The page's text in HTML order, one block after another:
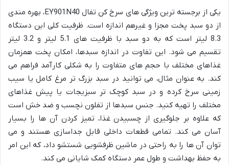
یکی از برجسته ترین ویژگی های سرخ کن تفال EY901N40، بهره مندی
از دو سبد پخت مجزا و غیرهم اندازه است. ظرفیت کلی این دستگاه
8.3 لیتر است که به دو سبد با ظرفیت های 5.1 لیتر و 3.2 لیتر
تقسیم می شود. این تفاوت در اندازه سبدها، امکان پخت همزمان
غذاهای مختلف با حجم های متفاوت را به شکلی کارآمد فراهم می
کند. به عنوان مثال، می توانید در سبد بزرگ تر مرغ کامل یا سیب
زمینی سرخ کرده و در سبد کوچک تر سبزیجات یا پیش غذاهای
مختلف را تهیه کنید. جنس سبدها از تفلون نچسب و ضد خش است
که علاوه بر جلوگیری از چسبیدن غذا، تمیز کردن آن ها را بسیار
آسان می کند. تمامی قطعات داخلی قابل جداسازی هستند و می
توان آن ها را به راحتی در ماشین ظرفشویی شستشو داد، که این امر
به حفظ بهداشت و طول عمر دستگاه کمک شایانی می کند.